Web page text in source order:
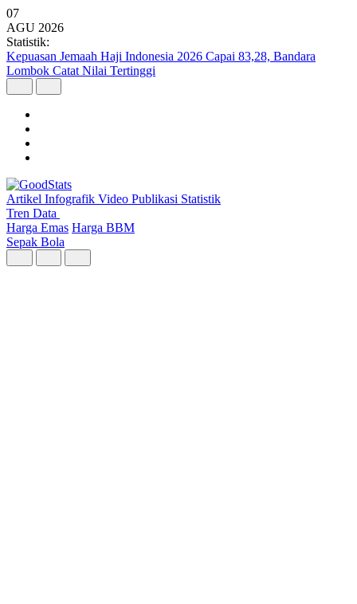
07
AGU 2026
Statistik:
Bali dan Nusa Tenggara Pimpin Pertumbuhan Ekonomi Regional
pada Triwulan II 2026
Artikel Infografik Video Publikasi Statistik
Tren Data
Harga Emas Harga BBM
Sepak Bola